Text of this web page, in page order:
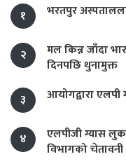
१ भरतपुर
२
मल किन्न जाँदा
दिनपछि थुनामुक्त
३
आयोगद्वारा
४
एलपीजी ग्यास
विभागको चेतावनी